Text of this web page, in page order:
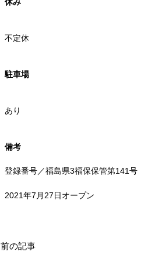
不定休
駐車場
あり
備考
登録番号／福島県3福保保管第141号
2021年7月27日オープン
前の記事